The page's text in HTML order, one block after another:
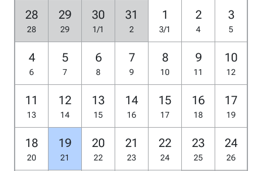
28
28
29
29
30
1/1
31
2
1
3/1
2
4
3
5
4
6
5
7
6
8
7
9
8
10
9
11
10
12
11
13
12
14
13
15
14
16
15
17
16
18
17
19
18
20
19
21
20
22
21
23
22
24
23
25
24
26